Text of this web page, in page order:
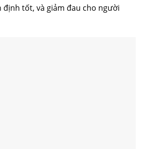
định tốt, và giảm đau cho người